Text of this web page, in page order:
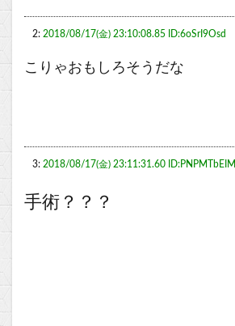
2: 2018/08/17(金) 23:10:08.85 ID:6oSrI9Osd
こりゃおもしろそうだな
3: 2018/08/17(金) 23:11:31.60 ID:PNPMTbEIM
手術？？？